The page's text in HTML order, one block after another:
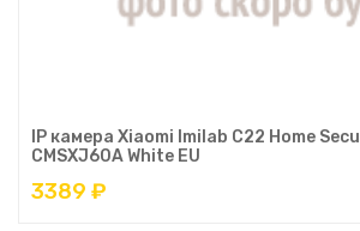
IP камера Xiaomi Imilab C22 Home
CMSXJ60A White EU
3389 ₽